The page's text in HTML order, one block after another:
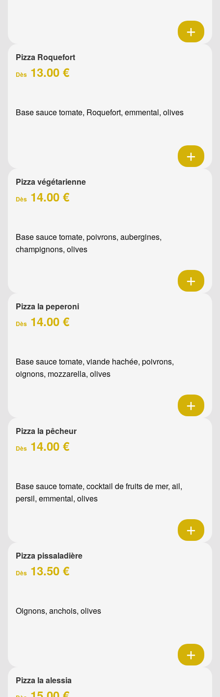
Pizza Roquefort
Dès 13.00 €
Base sauce tomate, Roquefort, emmental, olives
Pizza végétarienne
Dès 14.00 €
Base sauce tomate, poivrons, aubergines,
champignons, olives
Pizza la peperoni
Dès 14.00 €
Base sauce tomate, viande hachée, poivrons,
oignons, mozzarella, olives
Pizza la pêcheur
Dès 14.00 €
Base sauce tomate, cocktail de fruits de mer, ail,
persil, emmental, olives
Pizza pissaladière
Dès 13.50 €
Oignons, anchois, olives
Pizza la alessia